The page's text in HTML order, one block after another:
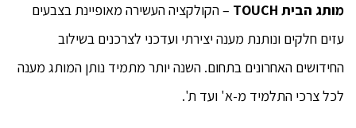
מותג הבית TOUCH – הקולקציה העשירה מאופיינת בצבעים
עזים חלקים ונותנת מענה יצירתי ועדכני לצרכנים בשילוב
החידושים האחרונים בתחום. השנה יותר מתמיד נותן המותג מענה
לכל צרכי התלמיד מ-א' ועד ת'.